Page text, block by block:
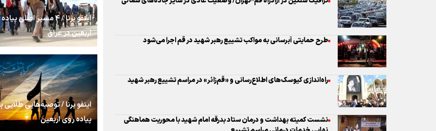
روایت ایران از کنار
از طلوع خیابان‌ها تا
اشک
جمله‌ای که بغض
را شکست؛ «آهای مردم،
تهران رفتند»
اینفو برنا / ۴ مسیر اصلی
اربعین در عراق
اینفو برنا / توصیه‌هایی طلایی
پیاده روی اربعین